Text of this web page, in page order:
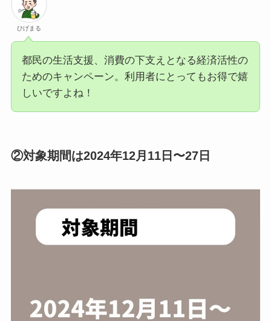
ひげまる
都民の生活支援、消費の下支えとなる経済活性の
ためのキャンペーン。利用者にとってもお得で嬉
しいですよね！
②対象期間は2024年12月11日〜27日